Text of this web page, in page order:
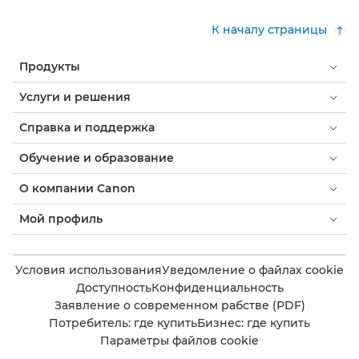
К началу страницы
Продукты
Услуги и решения
Справка и поддержка
Обучение и образование
О компании Canon
Мой профиль
Условия использованияУведомление о файлах cookie
ДоступностьКонфиденциальность
Заявление о современном рабстве (PDF)
Потребитель: где купитьБизнес: где купить
Параметры файлов cookie